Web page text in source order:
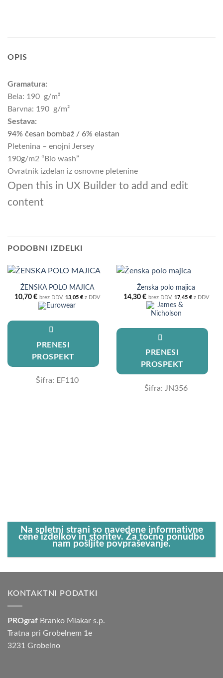
OPIS
Gramatura:
Bela: 190 g/m²
Barvna: 190 g/m²
Sestava:
94% česan bombaž / 6% elastan
Pletenina – enojni Jersey
190g/m2 “Bio wash”
Ovratnik izdelan iz osnovne pletenine
Open this in UX Builder to add and edit
content
PODOBNI IZDELKI
ŽENSKA POLO MAJICA
10,70 € brez DDV, 13,05 €z DDV
PRENESI
PROSPEKT
Šifra: EF110
Ženska polo majica
14,30 € brez DDV, 17,45 €z DDV
PRENESI
PROSPEKT
Šifra: JN356
Na spletni strani so navedene informativne
cene izdelkov in storitev. Za točno ponudbo
nam pošljite povpraševanje.
KONTAKTNI PODATKI
PROgraf Branko Mlakar s.p.
Tratna pri Grobelnem 1e
3231 Grobelno